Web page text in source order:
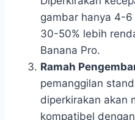
gambar hanya 4-
30-50% lebih
Banana Pro.
Ramah
pemanggilan
diperkirakan akan
kompatibel